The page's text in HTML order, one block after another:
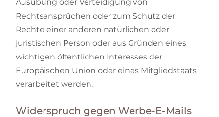
Ausübung oder Verteidigung von
Rechtsansprüchen oder zum Schutz der
Rechte einer anderen natürlichen oder
juristischen Person oder aus Gründen eines
wichtigen öffentlichen Interesses der
Europäischen Union oder eines Mitgliedstaats
verarbeitet werden.
Widerspruch gegen Werbe-E-Mails